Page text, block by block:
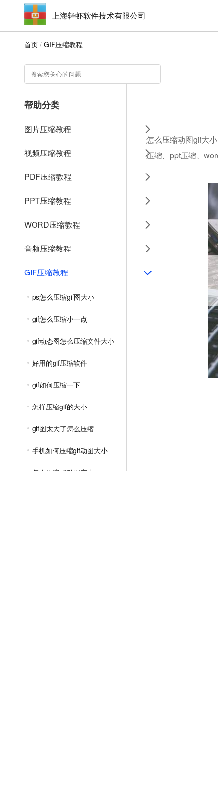
上海轻虾软件技术有限公司
首页 / GIF压缩教程
帮助分类
图片压缩教程
视频压缩教程
PDF压缩教程
PPT压缩教程
WORD压缩教程
音频压缩教程
GIF压缩教程
ps怎么压缩gif图大小
gif怎么压缩小一点
gif动态图怎么压缩文件大小
好用的gif压缩软件
gif如何压缩一下
怎样压缩gif的大小
gif图太大了怎么压缩
手机如何压缩gif动图大小
怎么压缩gif动图变小
怎么压缩动图gif大
压缩、ppt压缩、